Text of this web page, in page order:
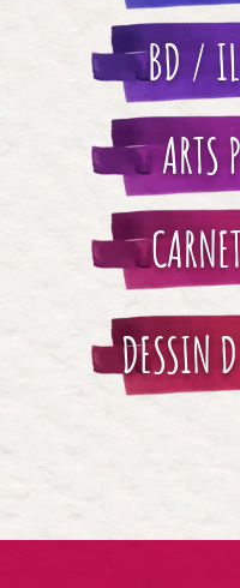
BD /
ARTS
DESSIN